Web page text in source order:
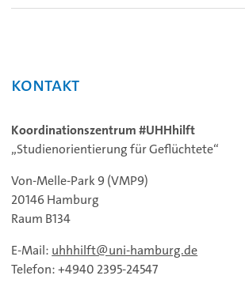
Kontakt
Koordinationszentrum #UHHhilft
„Studienorientierung für Geflüchtete“
Von-Melle-Park 9 (VMP9)
20146 Hamburg
Raum B134
E-Mail: uhhhilft@uni-hamburg.de
Telefon: +4940 2395-24547